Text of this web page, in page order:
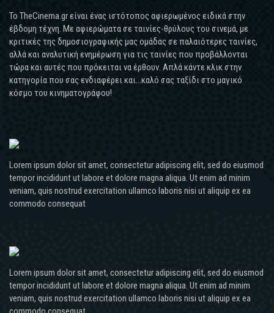
Το TheCinema.gr είναι ένας ιστότοπος αφιερωμένος ειδικά στην
έβδομη τέχνη. Με αφιερώματα σε ταινίες-θρύλους του σινεμά, με
κριτικές της δημοσιογραφικής μας ομάδας σε παλαιότερες ταινίες,
αλλά και αναλυτική ενημέρωση για τις ταινίες που προβάλλονται
τώρα και αυτές που πρόκειται να έρθουν. Απλά κάντε κλικ στην
κατηγορία που σας ενδιαφέρει και...καλό σας ταξίδι στο μαγικό
κόσμο του κινηματογράφου!
Lorem ipsum dolor sit amet, consectetur adipiscing elit, sed do eiusmod
tempor incididunt ut labore et dolore magna aliqua. Ut enim ad minim
veniam, quis nostrud exercitation ullamco laboris nisi ut aliquip ex ea
commodo consequat
Lorem ipsum dolor sit amet, consectetur adipiscing elit, sed do eiusmod
tempor incididunt ut labore et dolore magna aliqua. Ut enim ad minim
veniam, quis nostrud exercitation ullamco laboris nisi ut aliquip ex ea